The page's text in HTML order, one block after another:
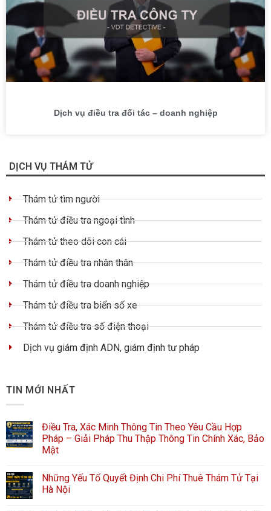
Dịch vụ điều tra đối tác – doanh nghiệp
DỊCH VỤ THÁM TỬ
Thám tử tìm người
Thám tử điều tra ngoại tình
Thám tử theo dõi con cái
Thám tử điều tra nhân thân
Thám tử điều tra doanh nghiệp
Thám tử điều tra biển số xe
Thám tử điều tra số điện thoại
Dịch vụ giám định ADN, giám định tư pháp
TIN MỚI NHẤT
Điều Tra, Xác Minh Thông Tin Theo Yêu Cầu Hợp
Pháp – Giải Pháp Thu Thập Thông Tin Chính Xác, Bảo
Mật
Những Yếu Tố Quyết Định Chi Phí Thuê Thám Tử Tại
Hà Nội